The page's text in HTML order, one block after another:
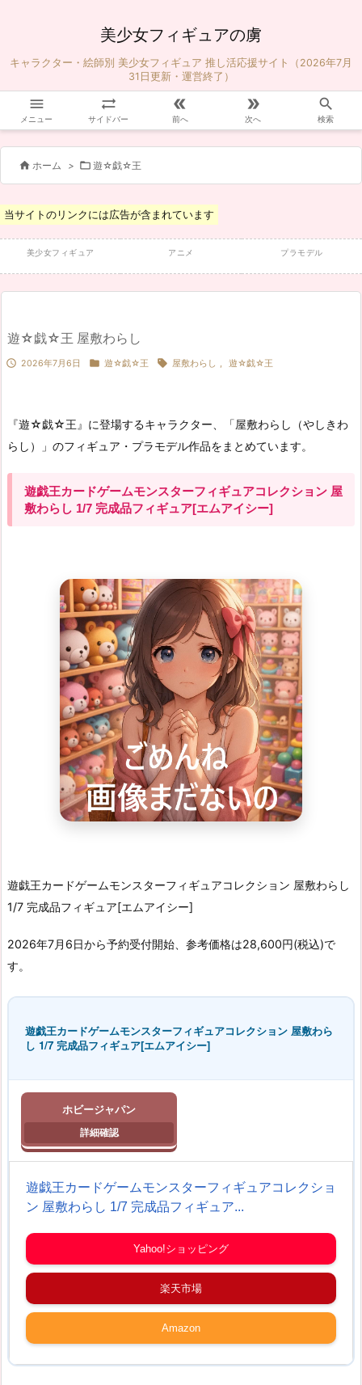
美少女フィギュアの虜
キャラクター・絵師別 美少女フィギュア 推し活応援サイト（2026年7月
31日更新・運営終了）

メニュー

サイドバー

前へ

次へ

検索
 ホーム >  遊☆戯☆王
当サイトのリンクには広告が含まれています
美少女フィギュア アニメ プラモデル
遊☆戯☆王 屋敷わらし
 2026年7月6日  遊☆戯☆王  屋敷わらし , 遊☆戯☆王
『遊☆戯☆王』に登場するキャラクター、「屋敷わらし（やしきわ
らし）」のフィギュア・プラモデル作品をまとめています。
遊戯王カードゲームモンスターフィギュアコレクション 屋
敷わらし 1/7 完成品フィギュア[エムアイシー]
遊戯王カードゲームモンスターフィギュアコレクション 屋敷わらし
1/7 完成品フィギュア[エムアイシー]
2026年7月6日から予約受付開始、参考価格は28,600円(税込)で
す。
遊戯王カードゲームモンスターフィギュアコレクション 屋敷わら
し 1/7 完成品フィギュア[エムアイシー]
ホビージャパン
遊戯王カードゲームモンスターフィギュアコレクショ
ン 屋敷わらし 1/7 完成品フィギュア...
Yahoo!ショッピング
楽天市場
Amazon